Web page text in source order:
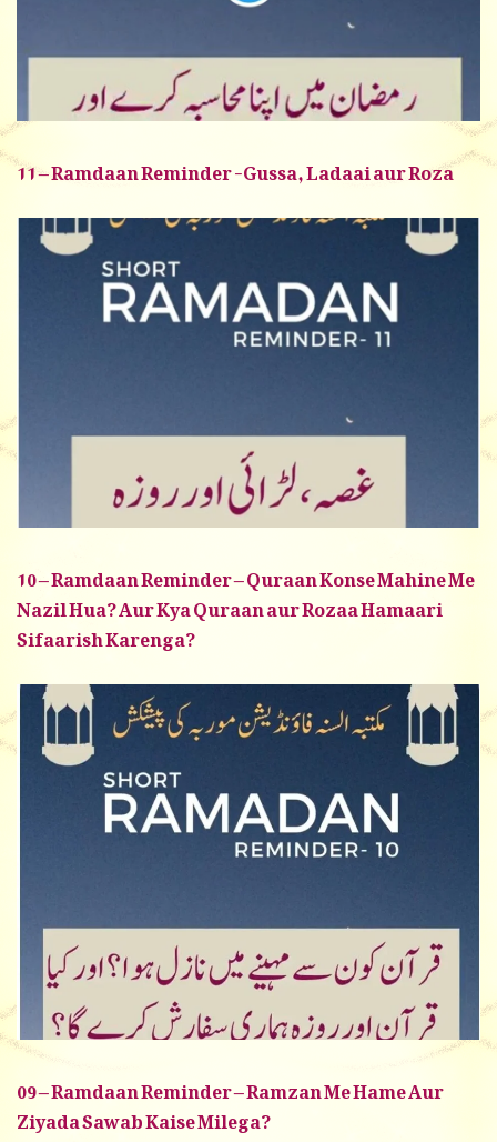
11 – Ramdaan Reminder -Gussa, Ladaai aur Roza
10 – Ramdaan Reminder – Quraan Konse Mahine Me
Nazil Hua? Aur Kya Quraan aur Rozaa Hamaari
Sifaarish Karenga?
09 – Ramdaan Reminder – Ramzan Me Hame Aur
Ziyada Sawab Kaise Milega?